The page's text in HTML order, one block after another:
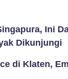
Ini
Dikunjungi
di Klaten,